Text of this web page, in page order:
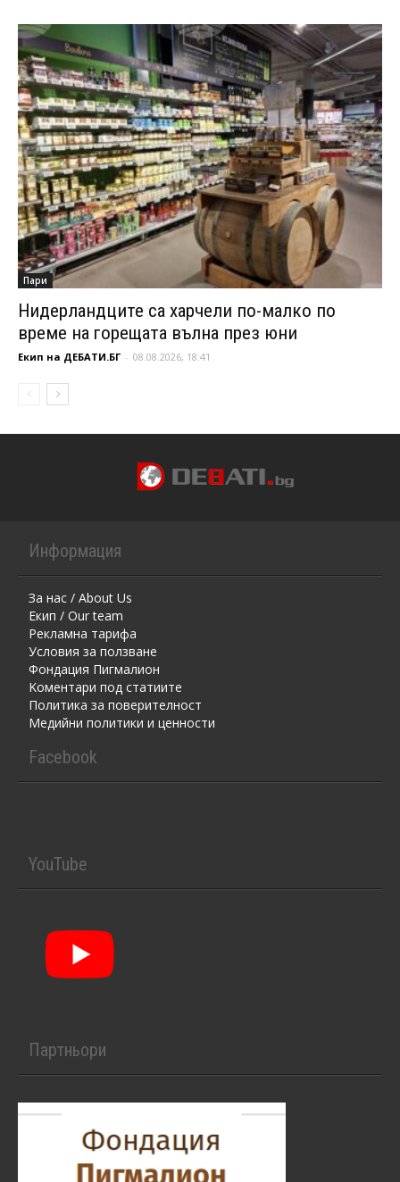
Пари
Нидерландците са харчели по-малко по
време на горещата вълна през юни
Екип на ДЕБАТИ.БГ - 08.08.2026, 18:41
Информация
За нас / About Us
Екип / Our team
Рекламна тарифа
Условия за ползване
Фондация Пигмалион
Kоментaри под статиите
Политика за поверителност
Медийни политики и ценности
Facebook
YouTube
Партньори